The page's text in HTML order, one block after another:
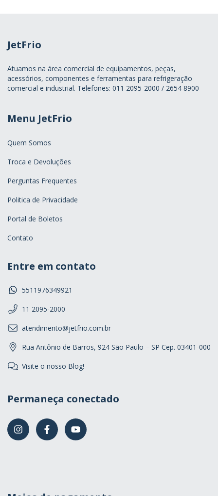
JetFrio
Atuamos na área comercial de equipamentos, peças,
acessórios, componentes e ferramentas para refrigeração
comercial e industrial. Telefones: 011 2095-2000 / 2654 8900
Menu JetFrio
Quem Somos
Troca e Devoluções
Perguntas Frequentes
Politica de Privacidade
Portal de Boletos
Contato
Entre em contato
5511976349921
11 2095-2000
atendimento@jetfrio.com.br
Rua Antônio de Barros, 924 São Paulo – SP Cep. 03401-000
Visite o nosso Blog!
Permaneça conectado